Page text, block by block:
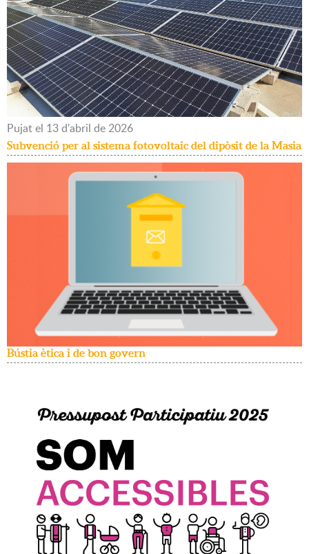
Pujatel 13d'abril de 2026
Subvenció per al sistema fotovoltaic del dipòsit de la Masia
Bústia ètica i de bon govern